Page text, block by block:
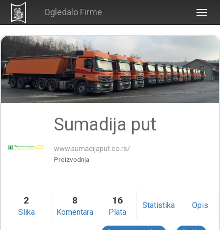
Ogledalo Firme
Sumadija put
www.sumadijaput.co.rs/
Proizvodnja
2
Slika
8
Komentara
16
Plata
Statistika Opis